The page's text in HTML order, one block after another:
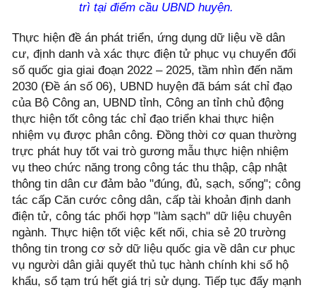
trì tại điểm cầu UBND huyện.
Thực hiện đề án phát triển, ứng dụng dữ liệu về dân
cư, định danh và xác thực điện tử phục vụ chuyển đổi
số quốc gia giai đoạn 2022 – 2025, tầm nhìn đến năm
2030 (Đề án số 06), UBND huyện đã bám sát chỉ đạo
của Bộ Công an, UBND tỉnh, Công an tỉnh chủ động
thực hiện tốt công tác chỉ đạo triển khai thực hiện
nhiệm vụ được phân công. Đồng thời cơ quan thường
trực phát huy tốt vai trò gương mẫu thực hiện nhiệm
vụ theo chức năng trong công tác thu thập, cập nhật
thông tin dân cư đảm bảo "đúng, đủ, sạch, sống"; công
tác cấp Căn cước công dân, cấp tài khoản định danh
điện tử, công tác phối hợp "làm sạch" dữ liệu chuyên
ngành. Thực hiện tốt việc kết nối, chia sẻ 20 trường
thông tin trong cơ sở dữ liệu quốc gia về dân cư phục
vụ người dân giải quyết thủ tục hành chính khi sổ hộ
khẩu, sổ tạm trú hết giá trị sử dụng. Tiếp tục đẩy mạnh